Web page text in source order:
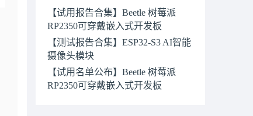
【试用报告合集】Beetle 树莓派
RP2350可穿戴嵌入式开发板
【测试报告合集】ESP32-S3 AI智能
摄像头模块
【试用名单公布】Beetle 树莓派
RP2350可穿戴嵌入式开发板